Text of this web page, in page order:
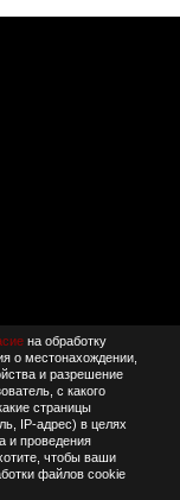
на обработку
о местонахождении,
и разрешение
с какого
страницы
IP-адрес) в целях
и проведения
чтобы ваши
файлов cookie